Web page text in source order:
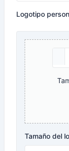
Logotipo
Tamaño del